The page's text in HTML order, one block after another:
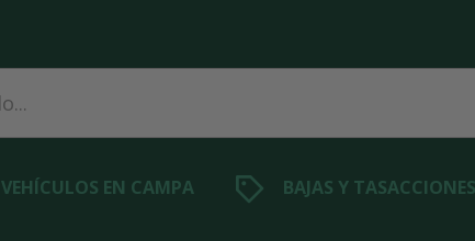
VEHÍCULOS EN CAMPA BAJAS Y TASACCIONES